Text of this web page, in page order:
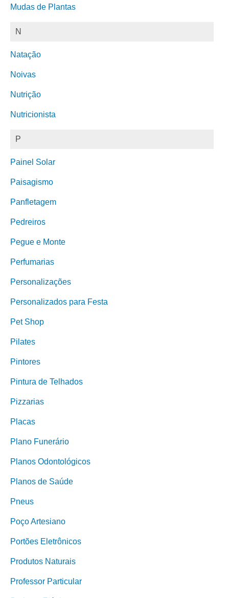
Mudas de Plantas
N
Natação
Noivas
Nutrição
Nutricionista
P
Painel Solar
Paisagismo
Panfletagem
Pedreiros
Pegue e Monte
Perfumarias
Personalizações
Personalizados para Festa
Pet Shop
Pilates
Pintores
Pintura de Telhados
Pizzarias
Placas
Plano Funerário
Planos Odontológicos
Planos de Saúde
Pneus
Poço Artesiano
Portões Eletrônicos
Produtos Naturais
Professor Particular